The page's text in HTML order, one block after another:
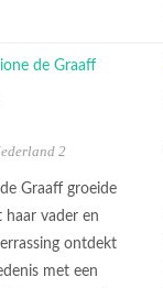
2
Graaff groeide
haar vader en
ontdekt
met een